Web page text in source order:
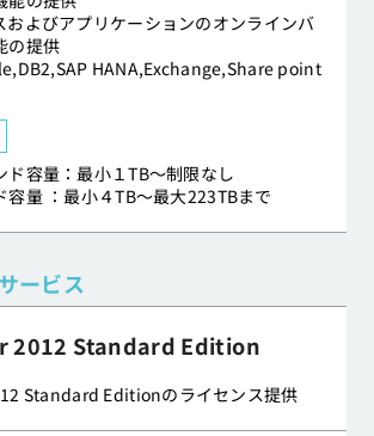
およびアプリケーションのオンラインバ
の提供
HANA,Exchange,Share point
ド容量：最小１TB～制限なし
容量 ：最小４TB～最大223TBまで
ービス
2012 Standard Edition
Standard Editionのライセンス提供